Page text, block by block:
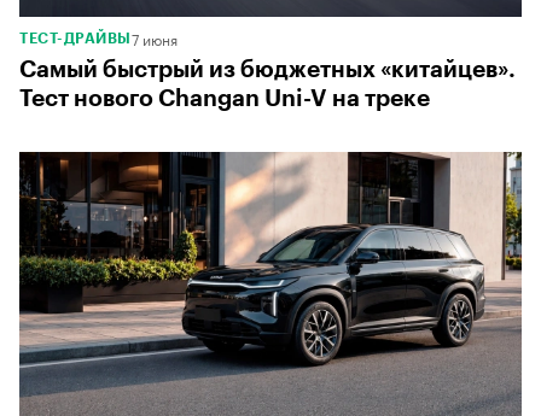
ТЕСТ-ДРАЙВЫ 7 июня
Самый быстрый из бюджетных «китайцев».
Тест нового Changan Uni-V на треке